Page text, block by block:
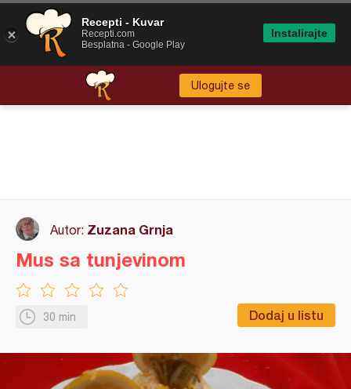
Ulogujte se
Autor: Zuzana Grnja
30 min Dodaj u listu
Mus sa tunjevinom
Recepti - Kuvar
Recepti.com
Besplatna - Google Play
Instalirajte